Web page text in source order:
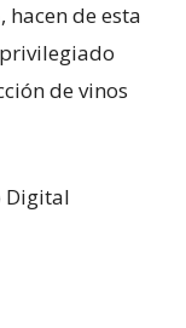
de esta
de vinos
Digital